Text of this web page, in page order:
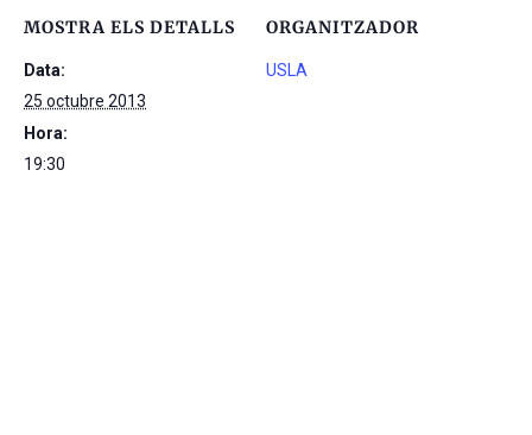
MOSTRA ELS DETALLS
Data:
25 octubre 2013
Hora:
19:30
ORGANITZADOR
USLA